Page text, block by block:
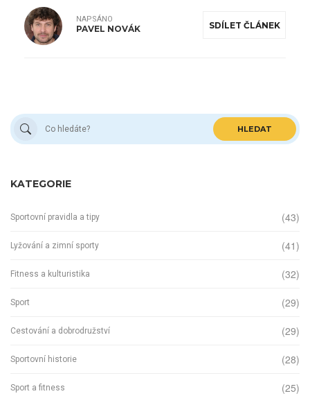
SDÍLET ČLÁNEK
NAPSÁNO
PAVEL NOVÁK
HLEDAT
KATEGORIE
Sportovní pravidla a tipy (43)
Lyžování a zimní sporty (41)
Fitness a kulturistika (32)
Sport (29)
Cestování a dobrodružství (29)
Sportovní historie (28)
Sport a fitness (25)